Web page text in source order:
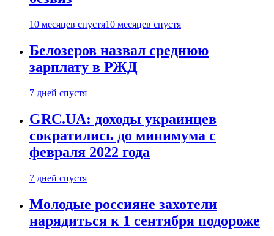
10 месяцев спустя10 месяцев спустя
Белозеров назвал среднюю
зарплату в РЖД
7 дней спустя
GRC.UA: доходы украинцев
сократились до минимума с
февраля 2022 года
7 дней спустя
Молодые россияне захотели
нарядиться к 1 сентября подороже